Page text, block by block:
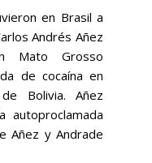
en Brasil a
Andrés Añez
Mato Grosso
de cocaína en
Bolivia. Añez
Añez y Andrade